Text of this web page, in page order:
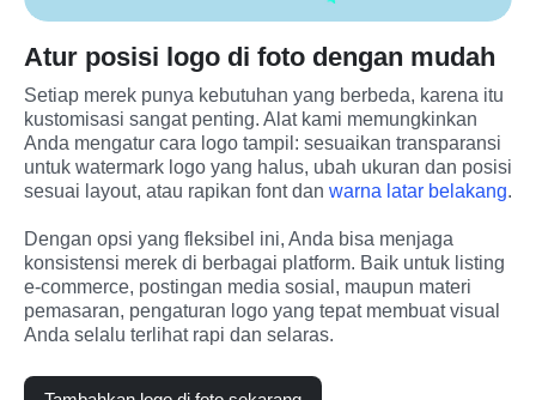
Atur posisi logo di foto dengan mudah
Setiap merek punya kebutuhan yang berbeda, karena itu
kustomisasi sangat penting. Alat kami memungkinkan
Anda mengatur cara logo tampil: sesuaikan transparansi
untuk watermark logo yang halus, ubah ukuran dan posisi
sesuai layout, atau rapikan font dan warna latar belakang.
Dengan opsi yang fleksibel ini, Anda bisa menjaga
konsistensi merek di berbagai platform. Baik untuk listing
e-commerce, postingan media sosial, maupun materi
pemasaran, pengaturan logo yang tepat membuat visual
Anda selalu terlihat rapi dan selaras.